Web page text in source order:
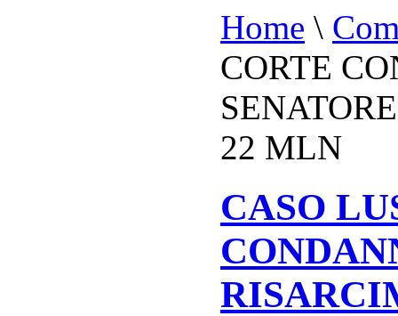
Home \
CORTE
22 MLN
CASO